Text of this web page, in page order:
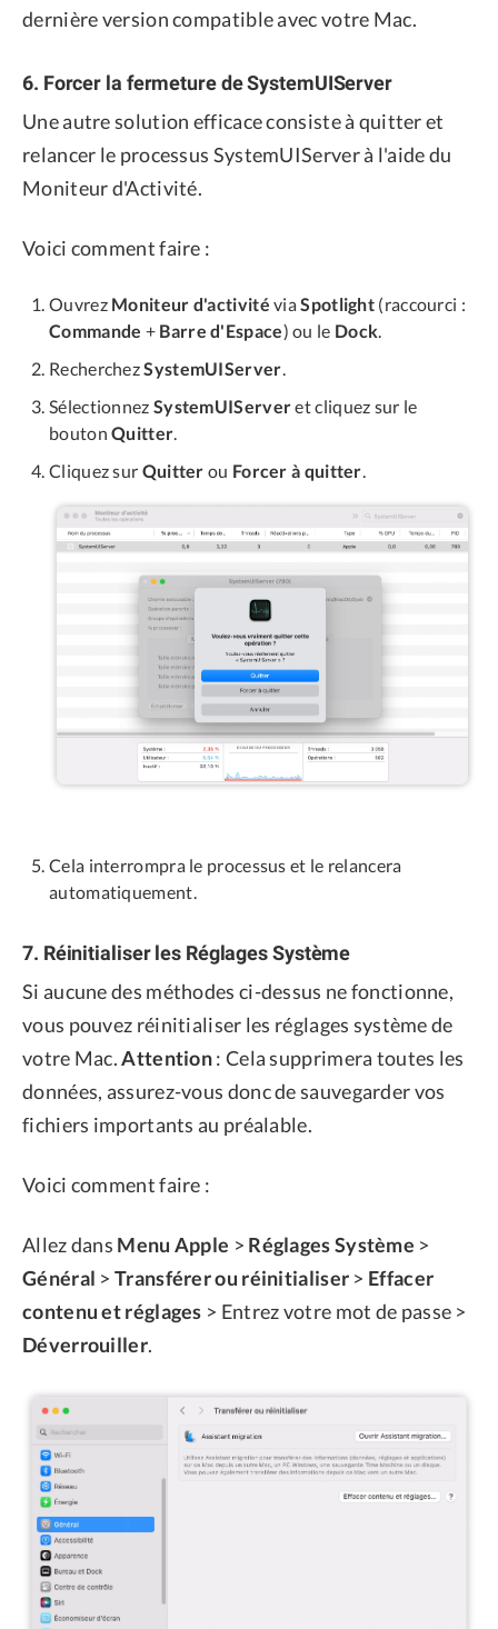
dernière version compatible avec votre Mac.
6. Forcer la fermeture de SystemUIServer
Une autre solution efficace consiste à quitter et
relancer le processus SystemUIServer à l'aide du
Moniteur d'Activité.
Voici comment faire :
Ouvrez Moniteur d'activité viaSpotlight (raccourci :
Commande + Barre d'Espace) ou le Dock.
RecherchezSystemUIServer.
Sélectionnez SystemUIServeret cliquez sur le
boutonQuitter.
Cliquez sur Quitter ou Forcer à quitter.
Cela interrompra le processus et le relancera
automatiquement.
7. Réinitialiser les Réglages Système
Si aucune des méthodes ci-dessus ne fonctionne,
vous pouvez réinitialiser les réglages système de
votre Mac.Attention: Cela supprimera toutes les
données, assurez-vous donc de sauvegarder vos
fichiers importants au préalable.
Voici comment faire :
Allez dans Menu Apple > Réglages Système >
Général >Transférer ou réinitialiser > Effacer
contenu et réglages > Entrez votre mot de passe >
Déverrouiller.